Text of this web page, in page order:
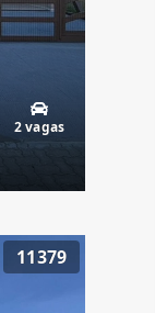
2 vagas
11379